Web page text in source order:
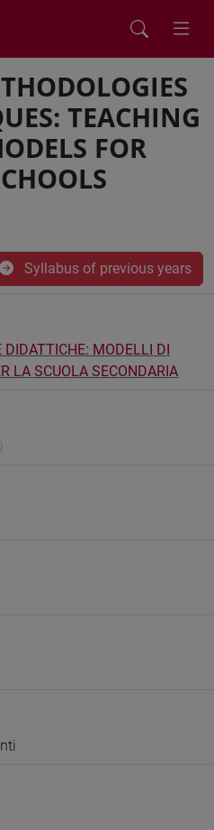
TEACHING
FOR
Syllabus of previous years
DIDATTICHE: MODELLI DI
LA SCUOLA SECONDARIA